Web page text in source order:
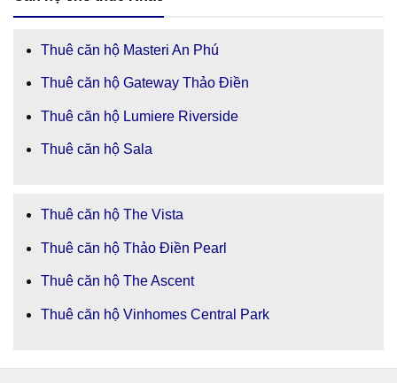
Thuê căn hộ Masteri An Phú
Thuê căn hộ Gateway Thảo Điền
Thuê căn hộ Lumiere Riverside
Thuê căn hộ Sala
Thuê căn hộ The Vista
Thuê căn hộ Thảo Điền Pearl
Thuê căn hộ The Ascent
Thuê căn hộ Vinhomes Central Park